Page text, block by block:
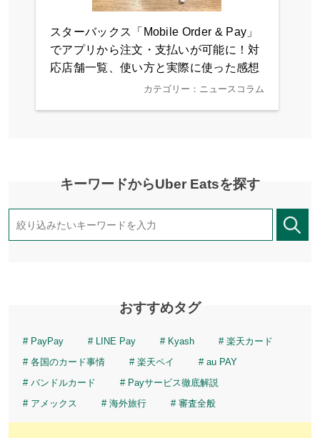
スターバックス「Mobile Order & Pay」
でアプリから注文・支払いが可能に！対
応店舗一覧、使い方と実際に使った感想
カテゴリー：ニュースコラム
キーワードからUber Eatsを探す
おすすめタグ
PayPay LINE Pay Kyash
楽天カード
各国のカード事情
楽天ペイ
au PAY
バンドルカード
Payサービス徹底解説
アメックス
海外旅行 審査全般